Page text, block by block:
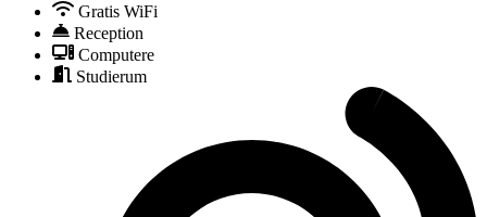
Gratis WiFi
Reception
Computere
Studierum